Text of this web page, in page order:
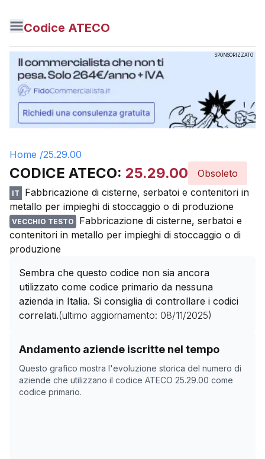
Codice ATECO
SPONSORIZZATO
Home /25.29.00
CODICE ATECO: 25.29.00 Obsoleto
IT
Fabbricazione di cisterne, serbatoi e contenitori in
metallo per impieghi di stoccaggio o di produzione
VECCHIO TESTO
Fabbricazione di cisterne, serbatoi e
contenitori in metallo per impieghi di stoccaggio o di
produzione
Sembra che questo codice non sia ancora
utilizzato come codice primario da nessuna
azienda in Italia. Si consiglia di controllare i codici
correlati.(ultimo aggiornamento: 08/11/2025)
Andamento aziende iscritte nel tempo
Questo grafico mostra l'evoluzione storica del numero di
aziende che utilizzano il codice ATECO 25.29.00 come
codice primario.
Storico numero di aziende con codice ATECO
Data rilevazione
07/04/2025
0
23/05/2025